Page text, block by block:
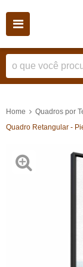
Home Quadros por
Quadro Retangular -